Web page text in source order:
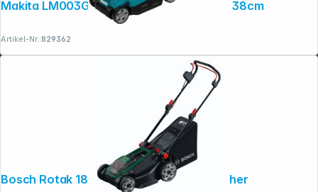
Makita LM003GZ 40V Akku-Rasenmäher 38cm
Artikel-Nr.:829362
Bosch Rotak 18V-43 solo Akku-Rasenmäher